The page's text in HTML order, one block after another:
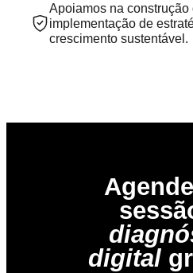
Apoiamos na construção
implementação de
crescimento sustentável.
digital